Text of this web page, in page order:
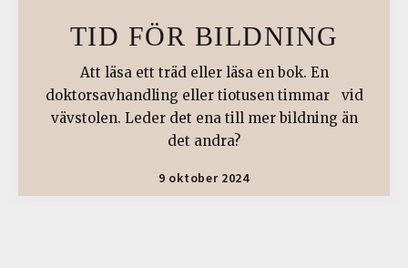
TID FÖR BILDNING
Att läsa ett träd eller läsa en bok. En
doktorsavhandling eller tiotusen timmar vid
vävstolen. Leder det ena till mer bildning än
det andra?
9 oktober 2024